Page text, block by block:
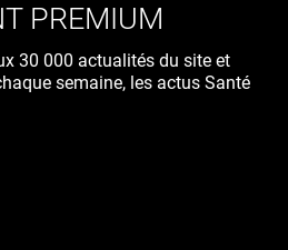
PREMIUM
30 000 actualités du site et
semaine, les actus Santé